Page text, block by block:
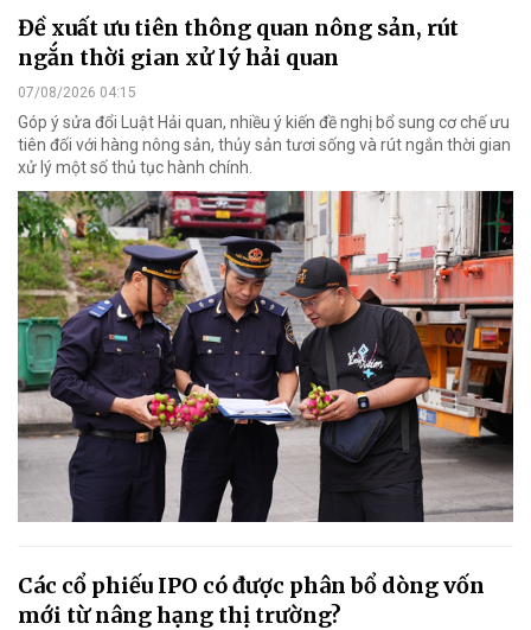
Đề xuất ưu tiên thông quan nông sản, rút
ngắn thời gian xử lý hải quan
07/08/2026 04:15
Góp ý sửa đổi Luật Hải quan, nhiều ý kiến đề nghị bổ sung cơ chế ưu
tiên đối với hàng nông sản, thủy sản tươi sống và rút ngắn thời gian
xử lý một số thủ tục hành chính.
Các cổ phiếu IPO có được phân bổ dòng vốn
mới từ nâng hạng thị trường?